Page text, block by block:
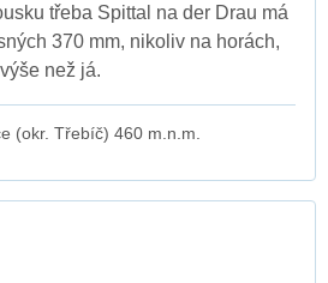
třeba Spittal na der Drau má
370 mm, nikoliv na horách,
než já.
(okr. Třebíč) 460 m.n.m.